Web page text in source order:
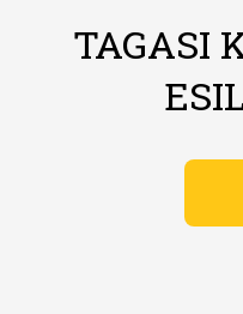
TAGASI